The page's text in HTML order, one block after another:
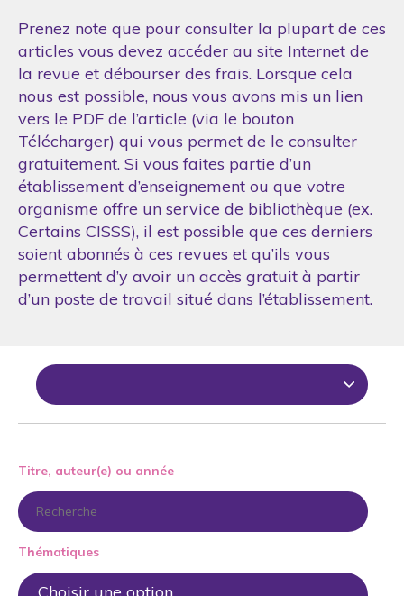
Prenez note que pour consulter la plupart de ces
articles vous devez accéder au site Internet de
la revue et débourser des frais. Lorsque cela
nous est possible, nous vous avons mis un lien
vers le PDF de l’article (via le bouton
Télécharger) qui vous permet de le consulter
gratuitement. Si vous faites partie d’un
établissement d’enseignement ou que votre
organisme offre un service de bibliothèque (ex.
Certains CISSS), il est possible que ces derniers
soient abonnés à ces revues et qu’ils vous
permettent d’y avoir un accès gratuit à partir
d’un poste de travail situé dans l’établissement.
Titre, auteur(e) ou année
Thématiques